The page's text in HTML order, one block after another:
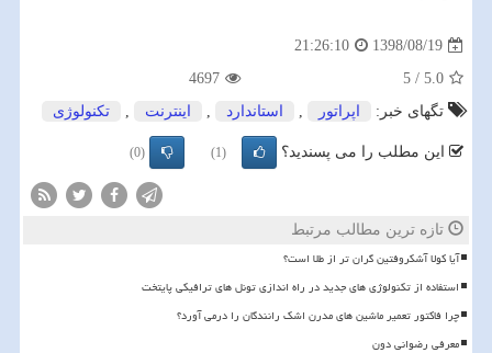
1398/08/19
21:26:10
5.0
/
5
4697
تگهای خبر:
اپراتور , استاندارد , اینترنت , تكنولوژی
این مطلب را می پسندید؟ (1)
(0)
تازه ترین مطالب مرتبط
آیا کولا آشکروفتین گران تر از طلا است؟
استفاده از تکنولوژی های جدید در راه اندازی تونل های ترافیکی پایتخت
چرا فاکتور تعمیر ماشین های مدرن اشک رانندگان را درمی آورد؟
معرفی رضوانی دون